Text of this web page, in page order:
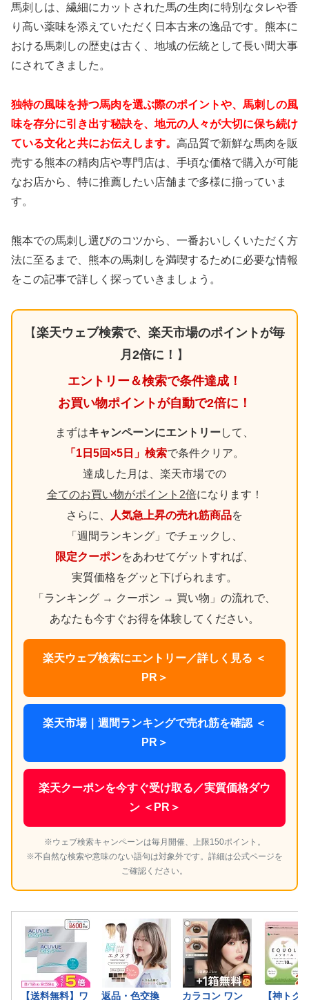
馬刺しは、繊細にカットされた馬の生肉に特別なタレや香
り高い薬味を添えていただく日本古来の逸品です。熊本に
おける馬刺しの歴史は古く、地域の伝統として長い間大事
にされてきました。
独特の風味を持つ馬肉を選ぶ際のポイントや、馬刺しの風
味を存分に引き出す秘訣を、地元の人々が大切に保ち続け
ている文化と共にお伝えします。 高品質で新鮮な馬肉を販
売する熊本の精肉店や専門店は、手頃な価格で購入が可能
なお店から、特に推薦したい店舗まで多様に揃っていま
す。
熊本での馬刺し選びのコツから、一番おいしくいただく方
法に至るまで、熊本の馬刺しを満喫するために必要な情報
をこの記事で詳しく探っていきましょう。
【楽天ウェブ検索で、楽天市場のポイントが毎
月2倍に！ 】
エントリー＆検索で条件達成！
お買い物ポイントが自動で2倍に！
まずはキャンペーンにエントリーして、
「1日5回×5日」検索で条件クリア。
達成した月は、楽天市場での
全てのお買い物がポイント2倍になります！
さらに、
人気急上昇の売れ筋商品を
「週間ランキング」でチェックし、
限定クーポンをあわせてゲットすれば、
実質価格をグッと下げられます。
「ランキング → クーポン → 買い物」の流れで、
あなたも今すぐお得を体験してください。
楽天ウェブ検索にエントリー／詳しく見る ＜
PR＞
楽天市場｜週間ランキングで売れ筋を確認 ＜
PR＞
楽天クーポンを今すぐ受け取る／実質価格ダウ
ン ＜PR＞
※ウェブ検索キャンペーンは毎月開催、上限150ポイント。
※不自然な検索や意味のない語句は対象外です。詳細は公式ページを
ご確認ください。